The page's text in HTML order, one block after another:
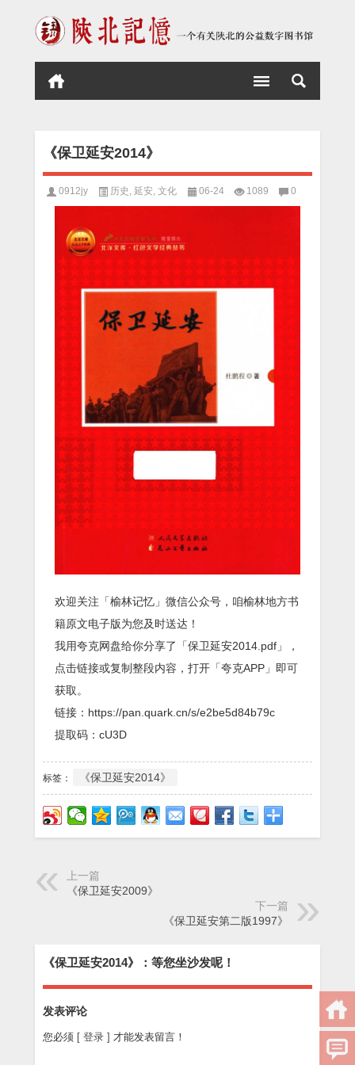
《保卫延安2014》
0912jy 历史 延安 文化 06-24 1089 0
欢迎关注「榆林记忆」微信公众号，咱榆林地方书
籍原文电子版为您及时送达！
我用夸克网盘给你分享了「保卫延安2014.pdf」，
点击链接或复制整段内容，打开「夸克APP」即可
获取。
链接：https://pan.quark.cn/s/e2be5d84b79c
提取码：cU3D
标签： 《保卫延安2014》
上一篇
《保卫延安2009》
下一篇
《保卫延安第二版1997》
《保卫延安2014》：等您坐沙发呢！
发表评论
您必须 [ 登录 ] 才能发表留言！